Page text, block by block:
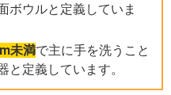
ボウルと定義していま
未満で主に手を洗うこと
と定義しています。